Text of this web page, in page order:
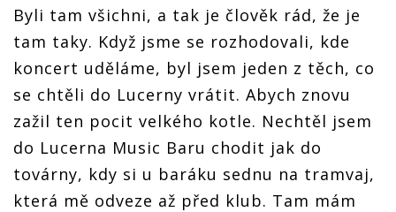
Byli tam všichni, a tak je člověk rád, že je
tam taky. Když jsme se rozhodovali, kde
koncert uděláme, byl jsem jeden z těch, co
se chtěli do Lucerny vrátit. Abych znovu
zažil ten pocit velkého kotle. Nechtěl jsem
do Lucerna Music Baru chodit jak do
továrny, kdy si u baráku sednu na tramvaj,
která mě odveze až před klub. Tam mám